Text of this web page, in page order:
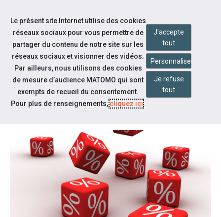
Aller au contenu
Rapport d'activité
RAPPORT D'ACTIVITÉ 2020
Le présent site Internet utilise des cookies
réseaux sociaux pour vous permettre de
partager du contenu de notre site sur les
réseaux sociaux et visionner des vidéos.
Par ailleurs, nous utilisons des cookies
de mesure d’audience MATOMO qui sont
exempts de recueil du consentement.
Pour plus de renseignements,cliquez ici.
J'accepte
tout
Personnaliser
Je refuse
tout